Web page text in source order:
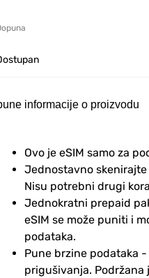
informacije o proizvodu
Ovo je eSIM samo za
Jednostavno skenirajte
Nisu potrebni drugi
Jednokratni prepaid
eSIM se može puniti i
podataka.
Pune brzine podataka
prigušivanja.